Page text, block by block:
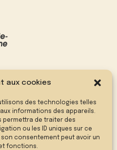
aux cookies
des technologies telles
informations des appareils.
permettra de traiter des
ou les ID uniques sur ce
consentement peut avoir un
fonctions.